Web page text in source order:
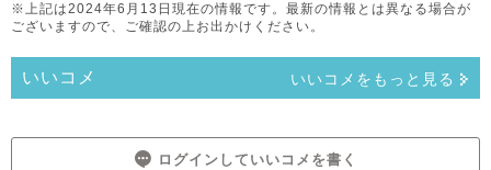
※上記は2024年6月13日現在の情報です。最新の情報とは異なる場合が
ございますので、ご確認の上お出かけください。
いいコメ いいコメをもっと見る
ログインしていいコメを書く